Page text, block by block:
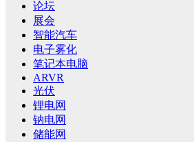
论坛
展会
智能汽车
电子雾化
笔记本电脑
ARVR
光伏
锂电网
钠电网
储能网